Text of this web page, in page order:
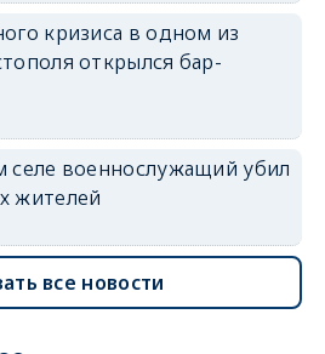
кризиса в одном из
открылся бар-
селе военнослужащий убил
жителей
все новости